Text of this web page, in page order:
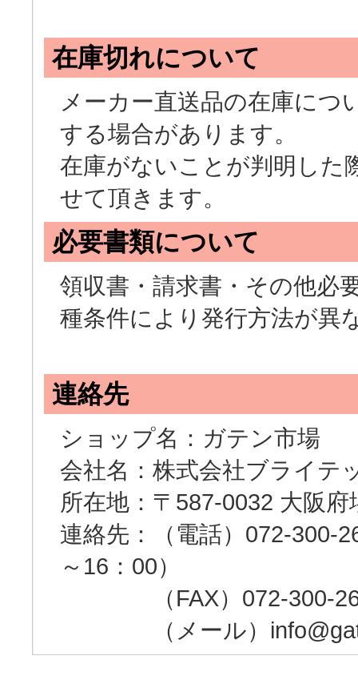
在庫切れについて
メーカー直送品の在庫につ
する場合があります。
在庫がないことが判明した
せて頂きます。
必要書類について
領収書・請求書・その他必
種条件により発行方法が異
連絡先
ショップ名：ガテン市場
会社名：株式会社ブライテ
所在地：〒587-0032 大阪
連絡先：（電話）072-300-
～16：00）
（FAX）072-300-
（メール）